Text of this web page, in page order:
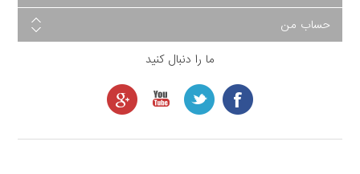
حساب من
ما را دنبال کنید